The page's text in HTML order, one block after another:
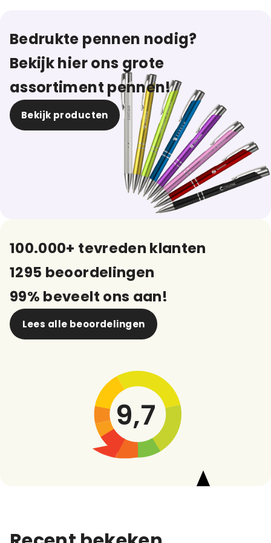
Bedrukte pennen nodig?
Bekijk hier ons grote
assortiment pennen!
Bekijk producten
100.000+ tevreden klanten
1295 beoordelingen
99% beveelt ons aan!
Lees alle beoordelingen
9,7